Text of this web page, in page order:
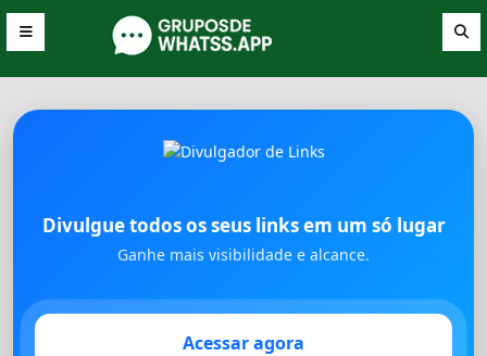
Divulgue todos os seus links em um só lugar
Ganhe mais visibilidade e alcance.
Acessar agora